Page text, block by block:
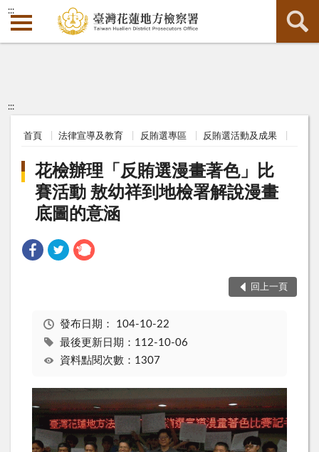
:::
:::
首頁 法律宣導及教育 反賄選專區 反賄選活動及成果
花檢辦理「反賄選漫畫著色」比
賽活動 敖幼祥到地檢署解說漫畫
底圖的意涵
回上一頁
發布日期： 104-10-22
最後更新日期：112-10-06
資料點閱次數：1307